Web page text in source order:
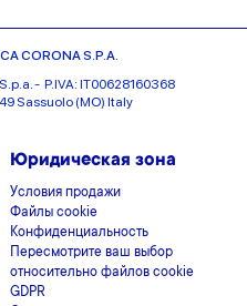
CORONA S.P.A.
S.p.a. - P.IVA: IT00628160368
Sassuolo (MO) Italy
Юридическая зона
Условия продажи
Файлы cookie
Конфиденциальность
Пересмотрите ваш выбор
относительно файлов cookie
GDPR